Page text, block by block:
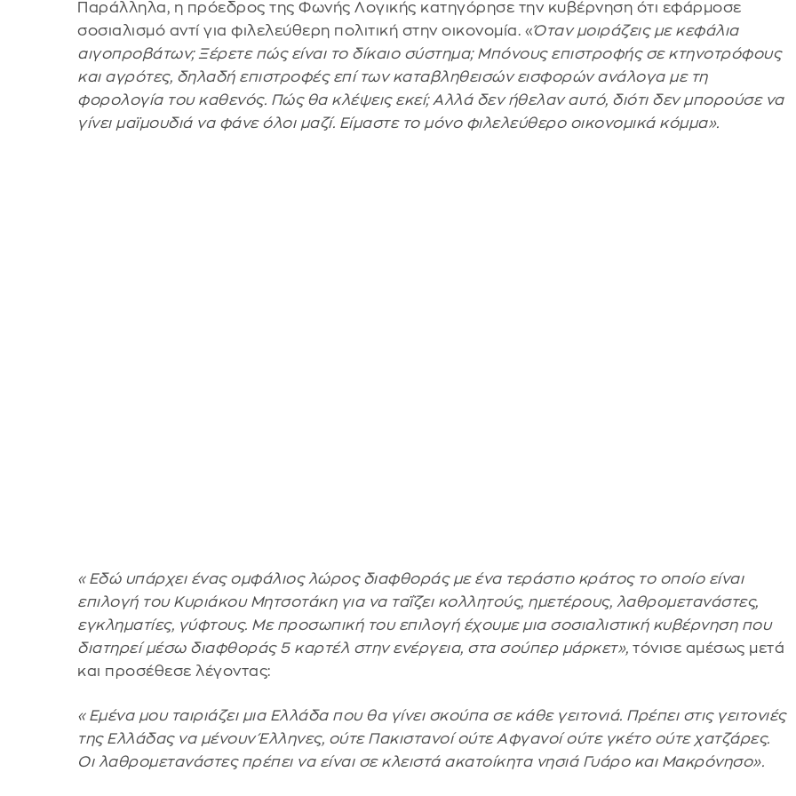
Παράλληλα, η πρόεδρος της Φωνής Λογικής κατηγόρησε την κυβέρνηση ότι εφάρμοσε
σοσιαλισμό αντί για φιλελεύθερη πολιτική στην οικονομία. «Όταν μοιράζεις με κεφάλια
αιγοπροβάτων; Ξέρετε πώς είναι το δίκαιο σύστημα; Μπόνους επιστροφής σε κτηνοτρόφους
και αγρότες, δηλαδή επιστροφές επί των καταβληθεισών εισφορών ανάλογα με τη
φορολογία του καθενός. Πώς θα κλέψεις εκεί; Αλλά δεν ήθελαν αυτό, διότι δεν μπορούσε να
γίνει μαϊμουδιά να φάνε όλοι μαζί. Είμαστε το μόνο φιλελεύθερο οικονομικά κόμμα».
«Εδώ υπάρχει ένας ομφάλιος λώρος διαφθοράς με ένα τεράστιο κράτος το οποίο είναι
επιλογή του Κυριάκου Μητσοτάκη για να ταΐζει κολλητούς, ημετέρους, λαθρομετανάστες,
εγκληματίες, γύφτους. Με προσωπική του επιλογή έχουμε μια σοσιαλιστική κυβέρνηση που
διατηρεί μέσω διαφθοράς 5 καρτέλ στην ενέργεια, στα σούπερ μάρκετ»,τόνισε αμέσως μετά
και προσέθεσε λέγοντας:
«Εμένα μου ταιριάζει μια Ελλάδα που θα γίνει σκούπα σε κάθε γειτονιά. Πρέπει στις γειτονιές
της Ελλάδας να μένουν Έλληνες, ούτε Πακιστανοί ούτε Αφγανοί ούτε γκέτο ούτε χατζάρες.
Οι λαθρομετανάστες πρέπει να είναι σε κλειστά ακατοίκητα νησιά Γυάρο και Μακρόνησο».